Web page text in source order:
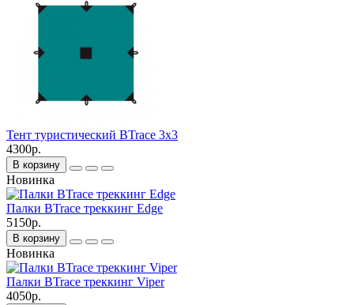
Тент туристический BTrace 3x3
4300р.
В корзину
Новинка
Палки BTrace треккинг Edge
5150р.
В корзину
Новинка
Палки BTrace треккинг Viper
4050р.